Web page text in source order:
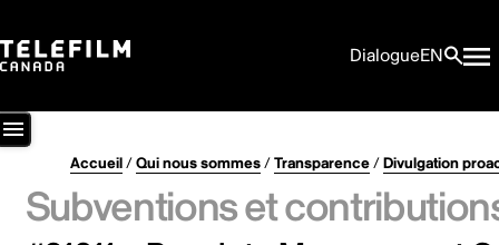
DialogueEN
Accueil/Qui nous sommes/Transparence/Divulgation
Subventions et